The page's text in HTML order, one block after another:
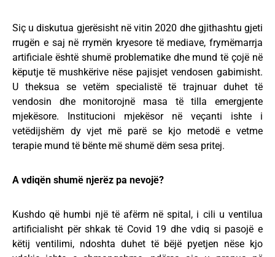
Siç u diskutua gjerësisht në vitin 2020 dhe gjithashtu gjeti
rrugën e saj në rrymën kryesore të mediave, frymëmarrja
artificiale është shumë problematike dhe mund të çojë në
këputje të mushkërive nëse pajisjet vendosen gabimisht.
U theksua se vetëm specialistë të trajnuar duhet të
vendosin dhe monitorojnë masa të tilla emergjente
mjekësore. Institucioni mjekësor në veçanti ishte i
vetëdijshëm dy vjet më parë se kjo metodë e vetme
terapie mund të bënte më shumë dëm sesa pritej.
A vdiqën shumë njerëz pa nevojë?
Kushdo që humbi një të afërm në spital, i cili u ventilua
artificialisht për shkak të Covid 19 dhe vdiq si pasojë e
këtij ventilimi, ndoshta duhet të bëjë pyetjen nëse kjo